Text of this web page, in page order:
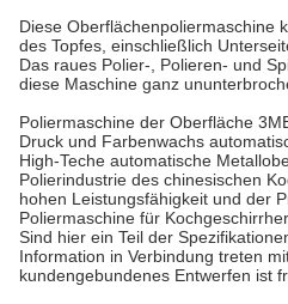
Diese Oberflächenpoliermaschine
des Topfes, einschließlich
Das raues Polier-, Polieren- und
diese Maschine ganz
Poliermaschine der Oberfläche
Druck und Farbenwachs
High-Teche automatische
Polierindustrie des chinesischen
hohen Leistungsfähigkeit und der
Poliermaschine für
Sind hier ein Teil der
Information in Verbindung treten
kundengebundenes Entwerfen ist